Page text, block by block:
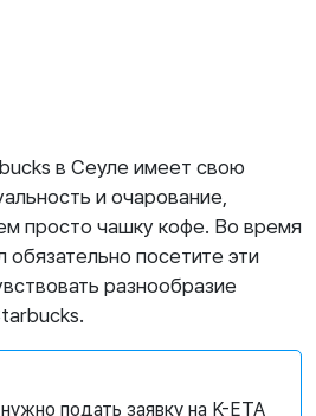
в Сеуле имеет свою
и очарование,
просто чашку кофе. Во время
посетите эти
разнообразие
подать заявку на K-ETA